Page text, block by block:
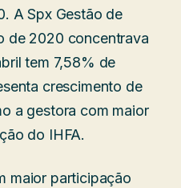
A Spx Gestão de
de 2020 concentrava
tem 7,58% de
crescimento de
a gestora com maior
do IHFA.
maior participação